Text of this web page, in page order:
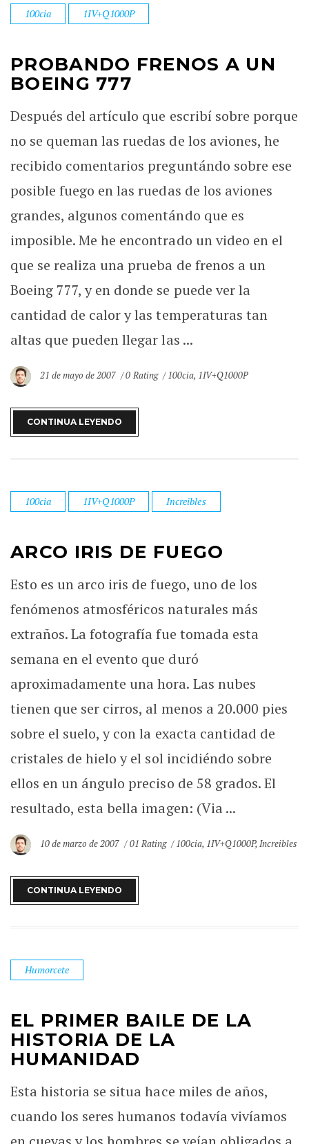
100cia 1IV+Q1000P
PROBANDO FRENOS A UN
BOEING 777
Después del artículo que escribí sobre porque
no se queman las ruedas de los aviones, he
recibido comentarios preguntándo sobre ese
posible fuego en las ruedas de los aviones
grandes, algunos comentándo que es
imposible. Me he encontrado un video en el
que se realiza una prueba de frenos a un
Boeing 777, y en donde se puede ver la
cantidad de calor y las temperaturas tan
altas que pueden llegar las ...
21 de mayo de 2007 0 Rating 100cia, 1IV+Q1000P
CONTINUA LEYENDO
100cia 1IV+Q1000P Increibles
ARCO IRIS DE FUEGO
Esto es un arco iris de fuego, uno de los
fenómenos atmosféricos naturales más
extraños. La fotografía fue tomada esta
semana en el evento que duró
aproximadamente una hora. Las nubes
tienen que ser cirros, al menos a 20.000 pies
sobre el suelo, y con la exacta cantidad de
cristales de hielo y el sol incidiéndo sobre
ellos en un ángulo preciso de 58 grados. El
resultado, esta bella imagen: (Via ...
10 de marzo de 2007 01 Rating 100cia, 1IV+Q1000P,Increibles
CONTINUA LEYENDO
Humorcete
EL PRIMER BAILE DE LA
HISTORIA DE LA
HUMANIDAD
Esta historia se situa hace miles de años,
cuando los seres humanos todavía vivíamos